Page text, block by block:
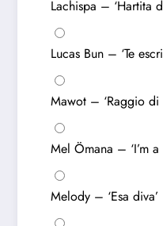
Lachispa – ‘Hartita
Lucas Bun – ‘Te
Mawot – ‘Raggio di
Mel Ömana – ‘I’m a
Melody – ‘Esa diva’